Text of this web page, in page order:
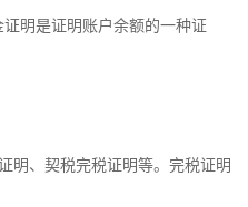
明是证明账户余额的一种证
明、契税完税证明等。完税证明